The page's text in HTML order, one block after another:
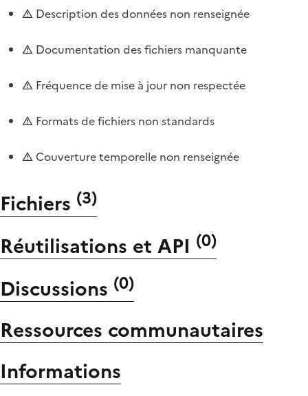
Description des données non renseignée
Documentation des fichiers manquante
Fréquence de mise à jour non respectée
Formats de fichiers non standards
Couverture temporelle non renseignée
Fichiers (3)
Réutilisations et API (0)
Discussions (0)
Ressources communautaires
Informations